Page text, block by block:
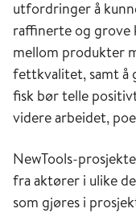
utfordringer å
raffinerte og grove
mellom produkter
fettkvalitet, samt å
fisk bør telle
videre arbeidet,
NewTools-
fra aktører i ulike
som gjøres i